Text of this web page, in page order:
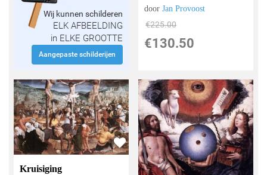
Wij kunnen schilderen
ELK AFBEELDING
in ELKE GROOTTE
Aangepaste schilderijen
doorJan Provoost
€225.00
€130.50
Kruisiging